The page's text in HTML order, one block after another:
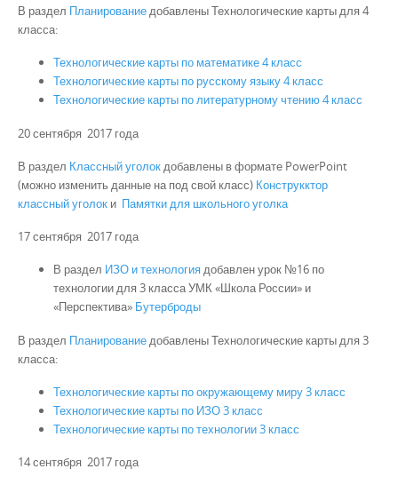
В раздел Планированиедобавлены Технологические карты для 4
класса:
Технологические карты по математике 4 класс
Технологические карты по русскому языку 4 класс
Технологические карты по литературному чтению 4 класс
20 сентября 2017 года
В раздел Классный уголокдобавлены в формате PowerPoint
(можно изменить данные на под свой класс) Конструкктор
классный уголок и Памятки для школьного уголка
17 сентября 2017 года
В раздел ИЗО и технологиядобавлен урок №16 по
технологии для 3 класса УМК «Школа России» и
«Перспектива» Бутерброды
В раздел Планирование добавлены Технологические карты для 3
класса:
Технологические карты по окружающему миру 3 класс
Технологические карты по ИЗО 3 класс
Технологические карты по технологии 3 класс
14 сентября 2017 года